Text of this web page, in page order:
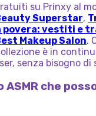
su Prinxy al
Superstar,
povera: vestiti e
Makeup Salon.
è in
senza bisogno di
che